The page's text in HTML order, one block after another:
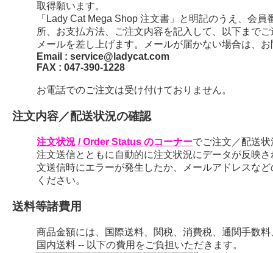
取得願います。
「Lady Cat Mega Shop 注文書」と明記のうえ、会
所、お支払方法、ご注文内容を記入して、以下まで
メールを差し上げます。メールが届かない場合は、
Email : service@ladycat.com
FAX : 047-390-1228
お電話でのご注文は受け付けておりません。
注文内容／配送状況の確認
注文状況 / Order Status のコーナーでご注文／配送
注文送信とともに自動的に注文状況にデータが反映
文送信時にエラーが発生したか、メールアドレスな
ください。
送料等諸費用
商品金額には、国際送料、関税、消費税、通関手数
国内送料 -- 以下の費用をご負担いただきます。